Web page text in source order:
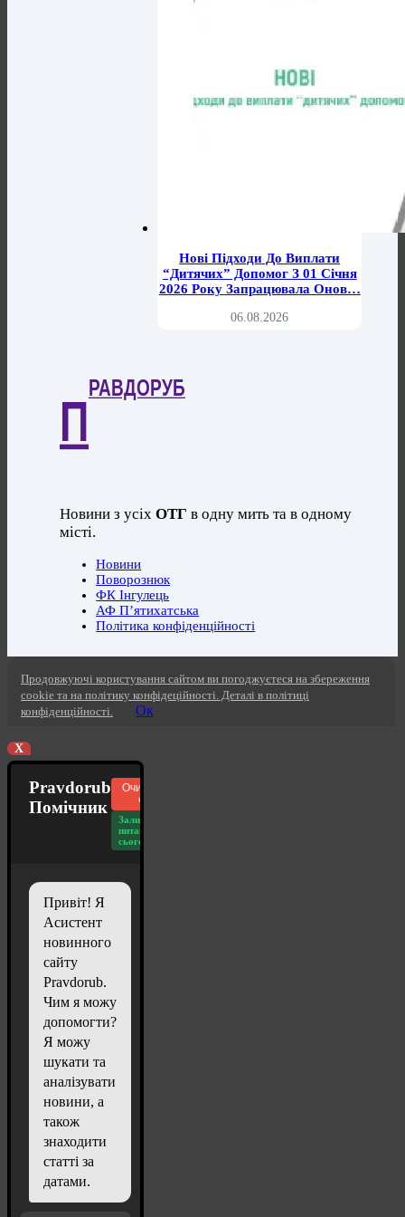
Нові Підходи До Виплати
“дитячих” Допомог З 01 Січня
2026 Року Запрацювала Онов…
06.08.2026
П
РАВДОРУБ
Новини з усіхОТГ в одну мить та в одному
місті.
Новини
Поворознюк
ФК Інгулець
АФ П’ятихатська
Політика конфіденційності
Продовжуючі користування сайтом ви погоджуєтеся на збереження
cookie та на політику конфідеційності. Деталі в політиці
конфіденційності.
Ок
X
Pravdorub
Помічник
Очистити
чат
Залишилось
питань
сьогодні: 20
Привіт! Я
Асистент
новинного
сайту
Pravdorub.
Чим я можу
допомогти?
Я можу
шукати та
аналізувати
новини, а
також
знаходити
статті за
датами.